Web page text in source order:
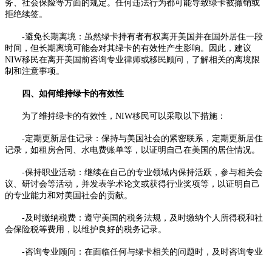
务、社会保险等方面的规定。任何违法行为都可能导致绿卡被撤销或
拒绝续签。
-避免长期离境：虽然绿卡持有者有权离开美国并在国外居住一段
时间，但长期离境可能会对其绿卡的有效性产生影响。因此，建议
NIW移民在离开美国前咨询专业律师或移民顾问，了解相关的离境限
制和注意事项。
四、如何维持绿卡的有效性
为了维持绿卡的有效性，NIW移民可以采取以下措施：
-定期更新居住记录：保持与美国社会的紧密联系，定期更新居住
记录，如租房合同、水电费账单等，以证明自己在美国的居住情况。
-保持职业活动：继续在自己的专业领域内保持活跃，参与相关会
议、研讨会等活动，并发表学术论文或获得行业奖项等，以证明自己
的专业能力和对美国社会的贡献。
-及时缴纳税费：遵守美国的税务法规，及时缴纳个人所得税和社
会保险税等费用，以维护良好的税务记录。
-咨询专业顾问：在面临任何与绿卡相关的问题时，及时咨询专业